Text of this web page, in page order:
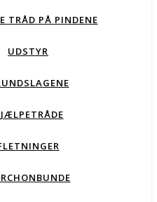
TRÅD PÅ PINDENE
UDSTYR